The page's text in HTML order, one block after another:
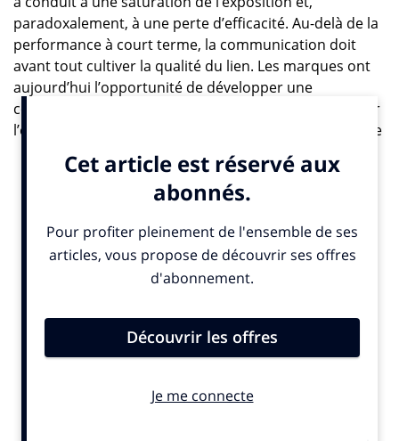
paradoxalement, à une perte d’efficacité. Au-delà de la
performance à court terme, la communication doit
avant tout cultiver la qualité du lien. Les marques ont
aujourd’hui l’opportunité de développer une
communication véritablement engageante, fondée sur
l’écoute, l’utilité et la valorisation active de l’intelligence
du consommateur.
IN. : les agences de communication avaient-elles prévu que
l’évolution serait aussi rapide ?
Ingrid Bourdais :
qui aurait pu le prévoir ? Est-ce
même la question ? Prévoir ? Notre approche est
différente : nous adapter à la seule constante qu’est le
mêlant incertitude et accélération perpétuelle.
L’industrie a longtemps cru pouvoir intégrer ces
marché exige aujourd’hui une réactivité immédiate et